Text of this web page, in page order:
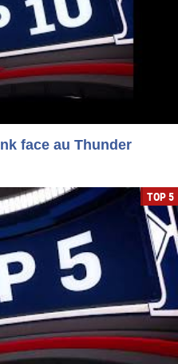
face au Thunder
TOP 5